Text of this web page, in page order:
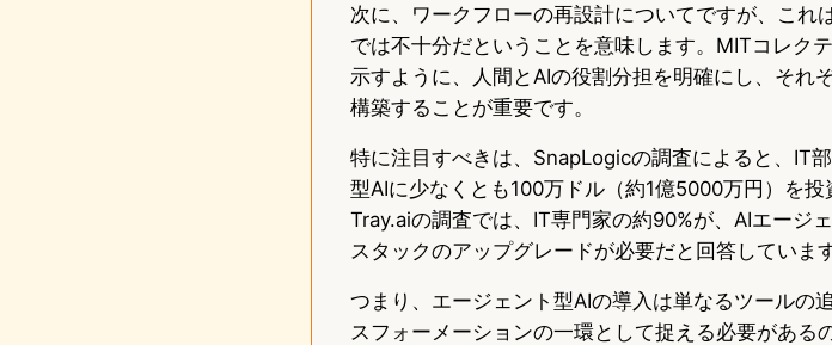
次に、ワークフローの再設計についてですが、これ
では不十分だということを意味します。MITコレク
示すように、人間とAIの役割分担を明確にし、それ
構築することが重要です。
特に注目すべきは、SnapLogicの調査によると、IT
型AIに少なくとも100万ドル（約1億5000万円）を投
Tray.aiの調査では、IT専門家の約90%が、AIエージ
スタックのアップグレードが必要だと回答しています
つまり、エージェント型AIの導入は単なるツールの
スフォーメーションの一環として捉える必要がある